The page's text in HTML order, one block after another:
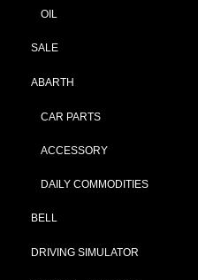
OIL
SALE
ABARTH
CAR PARTS
ACCESSORY
DAILY COMMODITIES
BELL
DRIVING SIMULATOR